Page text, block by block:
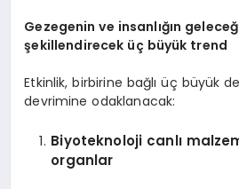
Gezegenin ve insanlığın
şekillendirecek üç büyük trend
Etkinlik, birbirine bağlı üç büyük
devrimine odaklanacak:
Biyoteknoloji canlı
organlar